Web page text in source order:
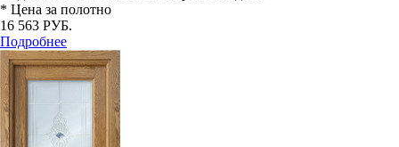
* Цена за полотно
16 563 РУБ.
Подробнее